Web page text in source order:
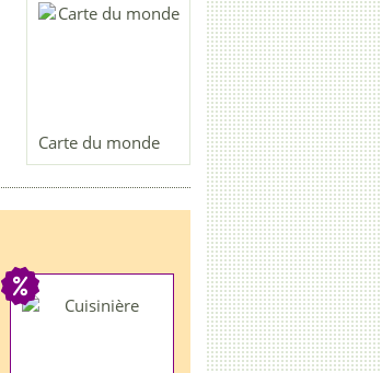
Carte du monde